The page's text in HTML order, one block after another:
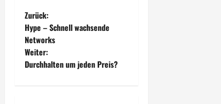
B
e
i
Zurück:
Hype – Schnell wachsende
Networks
Weiter:
Durchhalten um jeden Preis?